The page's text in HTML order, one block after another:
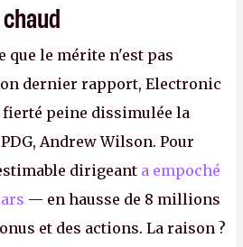
que le mérite n'est pas
dernier rapport, Electronic
fierté peine dissimulée la
Andrew Wilson. Pour
dirigeant a empoché
— en hausse de 8 millions
et des actions. La raison ?